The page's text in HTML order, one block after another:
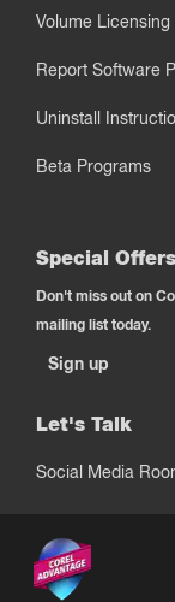
Volume Licensing
Report Software
Uninstall
Beta Programs
Special Offers
Don't miss out on
mailing list today.
Sign up
Let's Talk
Social Media